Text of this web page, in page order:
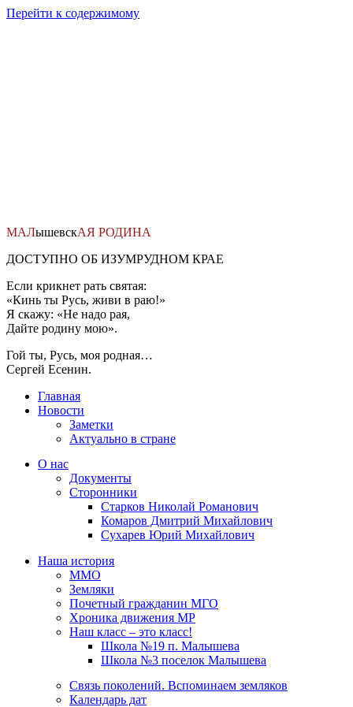
Перейти к содержимому
МАЛышевскАЯ РОДИНА
ДОСТУПНО ОБ ИЗУМРУДНОМ КРАЕ
Если крикнет рать святая:
«Кинь ты Русь, живи в раю!»
Я скажу: «Не надо рая,
Дайте родину мою».
Гой ты, Русь, моя родная…
Сергей Есенин.
Главная
Новости
Заметки
Актуально в стране
О нас
Документы
Сторонники
Старков Николай Романович
Комаров Дмитрий Михайлович
Сухарев Юрий Михайлович
Наша история
ММО
Земляки
Почетный гражданин МГО
Хроника движения МР
Наш класс – это класс!
Школа №19 п. Малышева
Школа №3 поселок Малышева
Связь поколений. Вспоминаем земляков
Календарь дат